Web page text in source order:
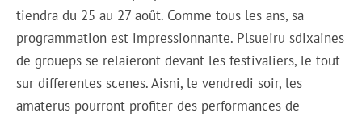
tiendra du 25 au 27 août. Comme tous les ans, sa
programmation est impressionnante. Plsueiru sdixaines
de groueps se relaieront devant les festivaliers, le tout
sur differentes scenes. Aisni, le vendredi soir, les
amaterus pourront profiter des performances de